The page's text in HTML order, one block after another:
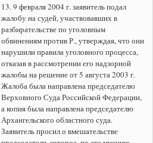
13. 9 февраля 2004 г. заявитель подал
жалобу на судей, участвовавших в
разбирательстве по уголовным
обвинениям против Р., утверждая, что они
нарушили правила уголовного процесса,
отказав в рассмотрении его надзорной
жалобы на решение от 5 августа 2003 г.
Жалоба была направлена председателю
Верховного Суда Российской Федерации,
а копия была направлена председателю
Архангельского областного суда.
Заявитель просил о вмешательстве